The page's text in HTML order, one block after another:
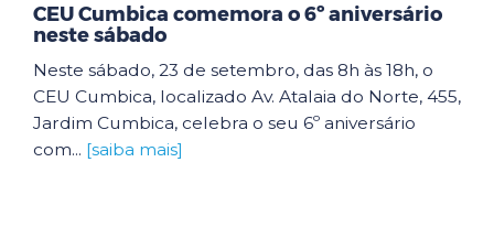
CEU Cumbica comemora o 6º aniversário
neste sábado
Neste sábado, 23 de setembro, das 8h às 18h, o
CEU Cumbica, localizado Av. Atalaia do Norte, 455,
Jardim Cumbica, celebra o seu 6º aniversário
com... [saiba mais]